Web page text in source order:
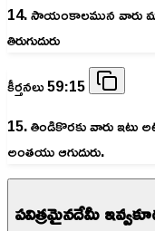
14. సాయంకాలమున వారు మరల
తిరుగుదురు
కీర్తనలు 59:15
15. తిండికొరకు వారు ఇటు
అంతయు ఆగుదురు.
పవిత్రమైనదేమీ